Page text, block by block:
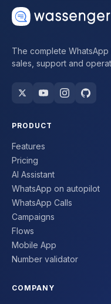
The complete
sales, support and
PRODUCT
Features
Pricing
AI Assistant
WhatsApp on autopilot
WhatsApp Calls
Campaigns
Flows
Mobile App
Number validator
COMPANY